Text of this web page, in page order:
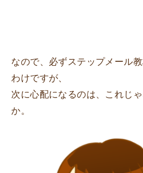
なので、必ずステップメール
わけですが、
次に心配になるのは、これじ
か。